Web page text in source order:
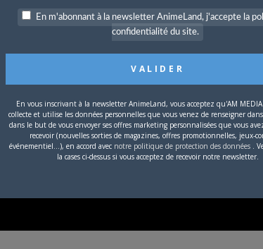
En m'abonnant à la newsletter AnimeLand, j'accepte la
confidentialité du site.
En vous inscrivant à la newsletter AnimeLand, vous acceptez qu'AM MEDIA
collecte et utilise les données personnelles que vous venez de renseigner
dans le but de vous envoyer ses offres marketing personnalisées que vous
recevoir (nouvelles sorties de magazines, offres promotionnelles, jeux-
événementiel...), en accord avec notre politique de protection des données .
la cases ci-dessus si vous acceptez de recevoir notre newsletter.